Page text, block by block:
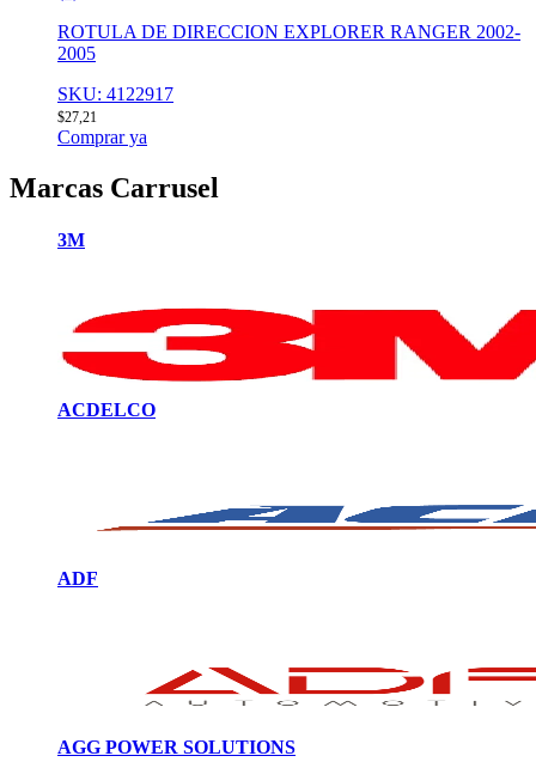
ROTULA DE DIRECCION EXPLORER RANGER 2002-
2005
SKU: 4122917
$27,21
Comprar ya
Marcas Carrusel
3M
ACDELCO
ADF
AGG POWER SOLUTIONS